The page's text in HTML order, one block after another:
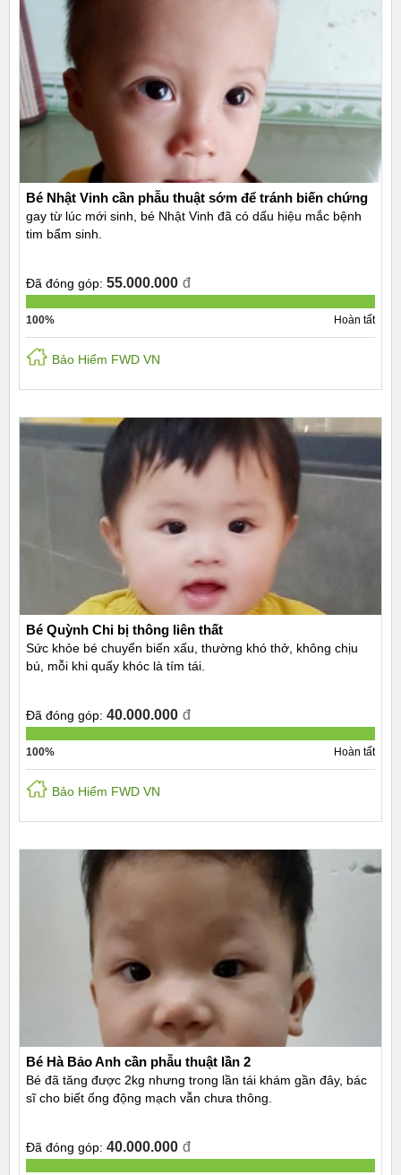
Bé Nhật Vinh cần phẫu thuật sớm để tránh biến chứng
gay từ lúc mới sinh, bé Nhật Vinh đã có dấu hiệu mắc bệnh
tim bẩm sinh.
Đã đóng góp: 55.000.000 đ
100% Hoàn tất
Bảo Hiểm FWD VN
Bé Quỳnh Chi bị thông liên thất
Sức khỏe bé chuyển biến xấu, thường khó thở, không chịu
bú, mỗi khi quấy khóc là tím tái.
Đã đóng góp: 40.000.000 đ
100% Hoàn tất
Bảo Hiểm FWD VN
Bé Hà Bảo Anh cần phẫu thuật lần 2
Bé đã tăng được 2kg nhưng trong lần tái khám gần đây, bác
sĩ cho biết ống động mạch vẫn chưa thông.
Đã đóng góp: 40.000.000 đ